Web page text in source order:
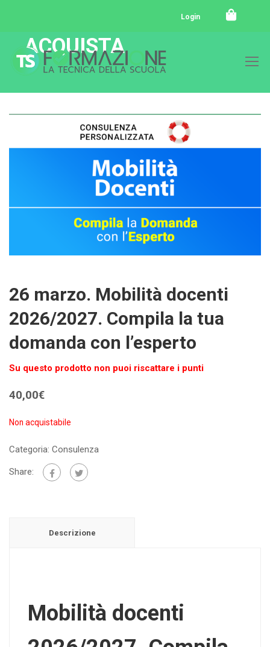
Login
ACQUISTA
26 marzo. Mobilità docenti
2026/2027. Compila la tua
domanda con l’esperto
Su questo prodotto non puoi riscattare i punti
40,00€
Non acquistabile
Categoria: Consulenza
Share:
Descrizione
Mobilità docenti